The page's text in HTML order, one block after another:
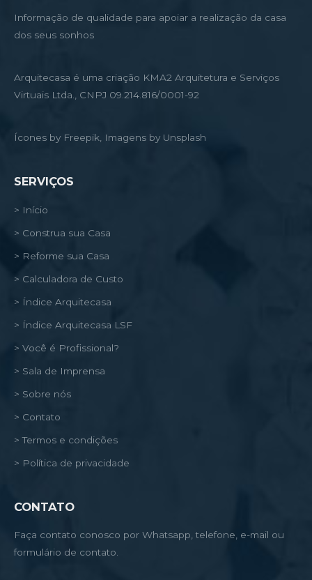
Informação de qualidade para apoiar a realização da casa
dos seus sonhos
Arquitecasa é uma criação KMA2 Arquitetura e Serviços
Virtuais Ltda., CNPJ 09.214.816/0001-92
Ícones by Freepik, Imagens by Unsplash
SERVIÇOS
> Início
> Construa sua Casa
> Reforme sua Casa
> Calculadora de Custo
> Índice Arquitecasa
> Índice Arquitecasa LSF
> Você é Profissional?
> Sala de Imprensa
> Sobre nós
> Contato
> Termos e condições
> Política de privacidade
CONTATO
Faça contato conosco por Whatsapp, telefone, e-mail ou
formulário de contato.